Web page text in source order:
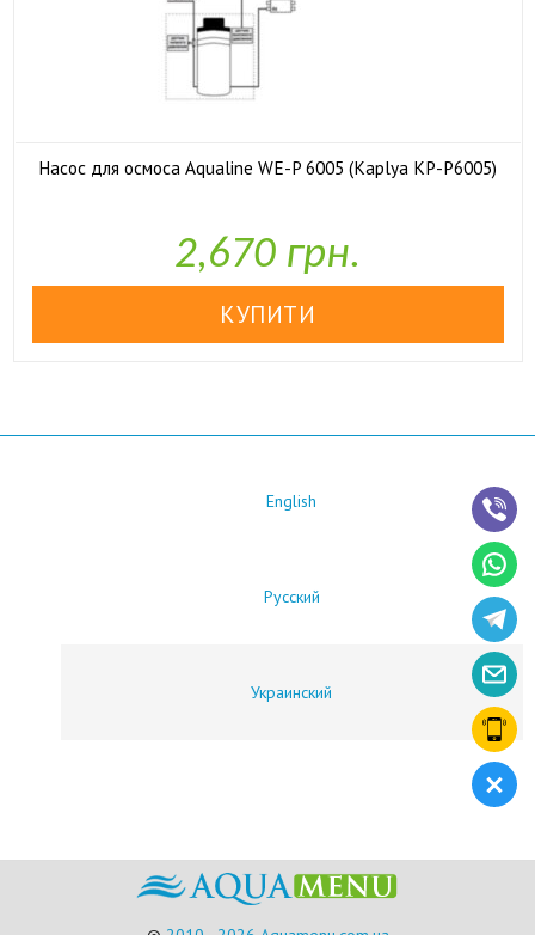
Насос для осмоса Aqualine WE-P 6005 (Kaplya KP-P6005)
2,670 грн.
English
Русский
Украинский